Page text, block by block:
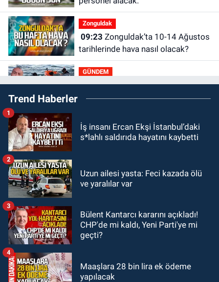
Zonguldak
09:23
tarihlerinde hava nasıl olacak?
GÜNDEM
00:19Zonguldak'ta boğulmalar
neden yaşandı? Batur Hamarat
23:21Zonguldak'a tur ile gelip
denize giren 16 yaşındaki çocuk
22:54Zonguldakspor Nevzat Bilen
GÜNDEM
22:40Mustafa Çağlayan, Hakan
Ergin’in ailesine taziye ziyaretinde
Trend Haberler
İş insanı Ercan Ekşi İstanbul’daki
s*lahlı saldırıda hayatını kaybetti
1
Uzun ailesi yasta: Feci kazada ölü
ve yaralılar var
2
Bülent Kantarcı kararını açıkladı!
CHP'de mi kaldı, Yeni Parti'ye mi
geçti?
3
Maaşlara 28 bin lira ek ödeme
yapılacak
4